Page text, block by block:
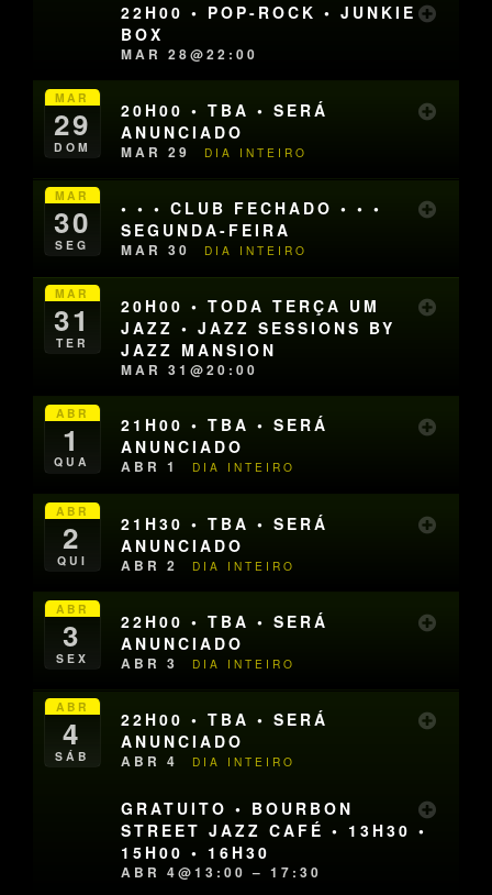
22H00 • POP-ROCK • JUNKIE
BOX
MAR 28@22:00
MAR
29
DOM
20H00 • TBA • SERÁ
ANUNCIADO
MAR 29 DIA INTEIRO
MAR
30
SEG
• • • CLUB FECHADO • • •
SEGUNDA-FEIRA
MAR 30 DIA INTEIRO
MAR
31
TER
20H00 • TODA TERÇA UM
JAZZ • JAZZ SESSIONS BY
JAZZ MANSION
MAR 31@20:00
ABR
1
QUA
21H00 • TBA • SERÁ
ANUNCIADO
ABR 1 DIA INTEIRO
ABR
2
QUI
21H30 • TBA • SERÁ
ANUNCIADO
ABR 2 DIA INTEIRO
ABR
3
SEX
22H00 • TBA • SERÁ
ANUNCIADO
ABR 3 DIA INTEIRO
ABR
4
SÁB
22H00 • TBA • SERÁ
ANUNCIADO
ABR 4 DIA INTEIRO
GRATUITO • BOURBON
STREET JAZZ CAFÉ • 13H30 •
15H00 • 16H30
ABR 4@13:00 – 17:30